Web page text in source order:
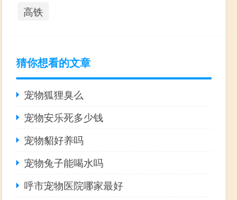
高铁
猜你想看的文章
宠物狐狸臭么
宠物安乐死多少钱
宠物貂好养吗
宠物兔子能喝水吗
呼市宠物医院哪家最好